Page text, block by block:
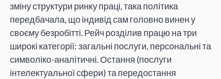
зміну структури ринку праці, така політика
передбачала, що індивід сам головно винен у
своєму безробітті. Рейч розділив працю на три
широкі категорії: загальні послуги, персональні та
символіко-аналітичні. Остання (послуги
інтелектуальної сфери) та передостання